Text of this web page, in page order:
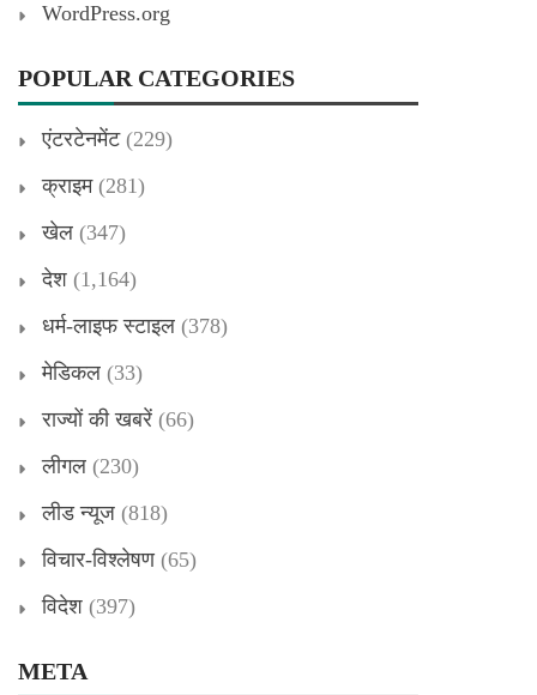
WordPress.org
POPULAR CATEGORIES
एंटरटेनमेंट(229)
क्राइम(281)
खेल (347)
देश (1,164)
धर्म-लाइफ स्टाइल (378)
मेडिकल (33)
राज्यों की खबरें (66)
लीगल (230)
लीड न्यूज (818)
विचार-विश्लेषण(65)
विदेश (397)
META